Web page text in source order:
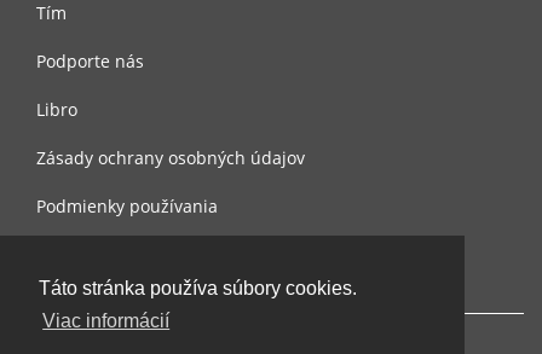
Táto stránka používa súbory cookies.
Viac informácií
Tím
Podporte nás
Libro
Zásady ochrany osobných údajov
Podmienky používania